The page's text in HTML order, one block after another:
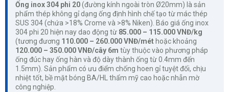
Ống inox 304 phi 20(đường kính ngoài tròn Ø20mm) là sản
phẩm thép không gỉ dạng ống định hình chế tạo từ mác thép
SUS 304 (chứa >18% Crome và >8% Niken). Báo giá ống inox
304 phi 20 hiện nay dao động từ 85.000 – 115.000 VNĐ/kg
(tương đương 110.000 – 260.000 VNĐ/mét hoặc khoảng
120.000 – 350.000 VNĐ/cây 6m tùy thuộc vào phương pháp
ống đúc hay ống hàn và độ dày thành ống từ 0.4mm đến
1.5mm). Sản phẩm có ưu điểm chống hoen gỉ tuyệt đối, chịu
nhiệt tốt, bề mặt bóng BA/HL thẩm mỹ cao hoặc nhẵn mờ
công nghiệp.